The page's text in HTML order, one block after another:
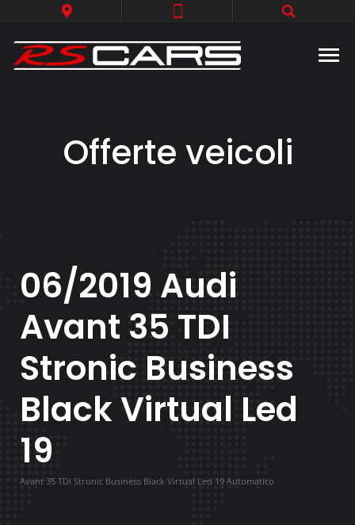
Offerte veicoli
06/2019 Audi
Avant 35 TDI
Stronic Business
Black Virtual Led
19
Avant 35 TDI Stronic Business Black Virtual Led 19 Automatico